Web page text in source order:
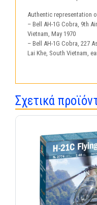
Authentic representation
– Bell AH-1G Cobra, 9th
Vietnam, May 1970
– Bell AH-1G Cobra, 227
Lai Khe, South Vietnam,
Σχετικά